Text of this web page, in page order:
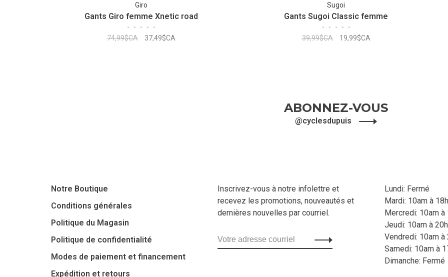
Giro
Gants Giro femme Xnetic road
• • • • •
74,99$CA 37,49$CA
Sugoi
Gants Sugoi Classic femme
• • • • •
39,99$CA 19,99$CA
ABONNEZ-VOUS
@cyclesdupuis
Notre Boutique
Conditions générales
Politique du Magasin
Politique de confidentialité
Modes de paiement et financement
Expédition et retours
Inscrivez-vous à notre infolettre et
recevez les promotions, nouveautés et
dernières nouvelles par courriel.
Lundi: Fermé
Mardi: 10am à 18h
Mercredi: 10am à
Jeudi: 10am à 20h
Vendredi: 10am à
Samedi: 10am à
Dimanche: Fermé